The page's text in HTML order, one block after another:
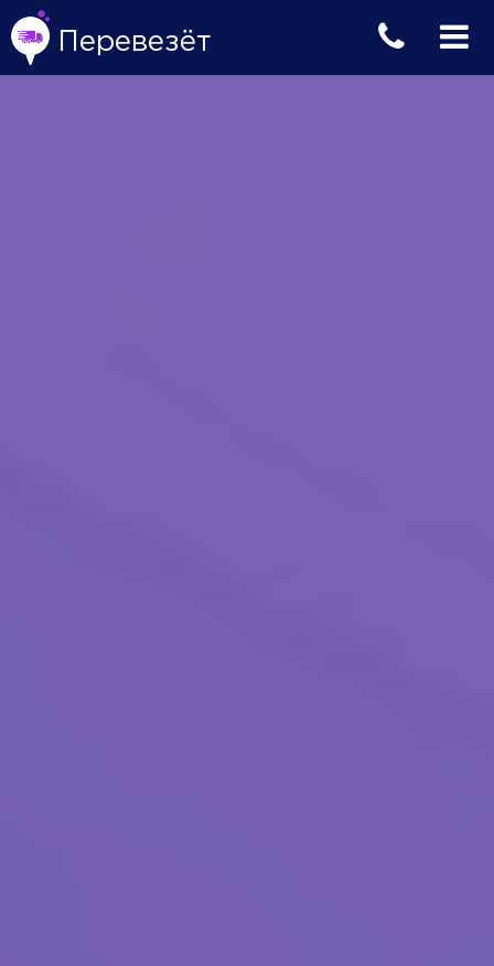
Перевезёт